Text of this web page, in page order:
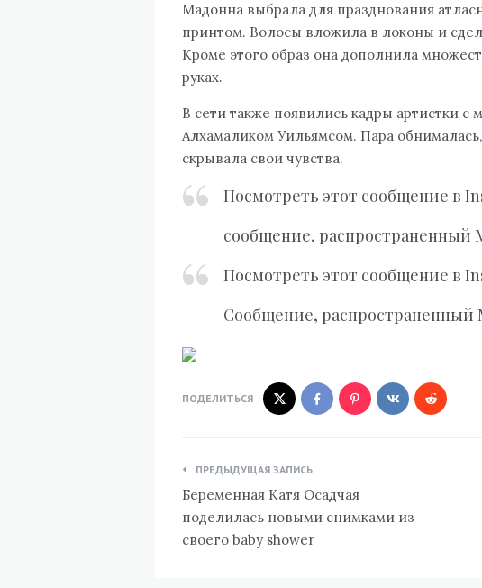
Мадонна выбрала для празднования
принтом. Волосы вложила в локоны и
Кроме этого образ она дополнила
руках.
В сети также появились кадры артистки
Алхамаликом Уильямсом. Пара
скрывала свои чувства.
Посмотреть этот сообщение в
сообщение, распространенный
Посмотреть этот сообщение в
Сообщение, распространенный
ПОДЕЛИТЬСЯ
Навигация
по
записям
ПРЕДЫДУЩАЯ ЗАПИСЬ
Беременная Катя Осадчая
поделилась новыми снимками из
своего baby shower